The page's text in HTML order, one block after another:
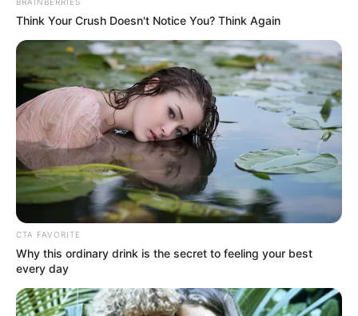
Think Your Crush Doesn't Notice You? Think Again
CTA FAVORITE
Why this ordinary drink is the secret to feeling your best
every day